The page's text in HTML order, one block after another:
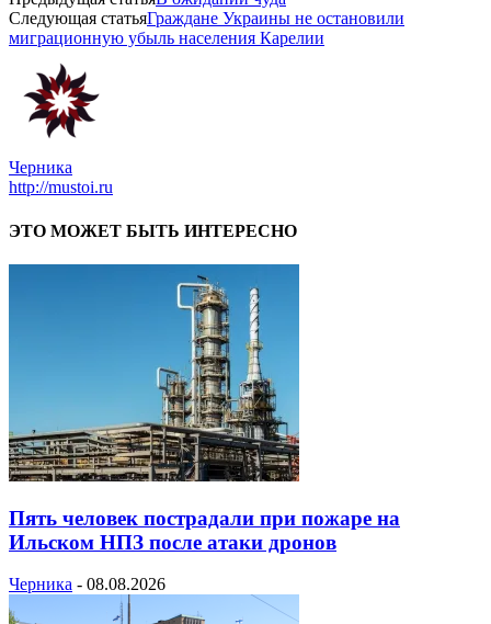
Следующая статьяГраждане Украины не остановили
миграционную убыль населения Карелии
Черника
http://mustoi.ru
ЭТО МОЖЕТ БЫТЬ ИНТЕРЕСНО
Пять человек пострадали при пожаре на
Ильском НПЗ после атаки дронов
Черника - 08.08.2026